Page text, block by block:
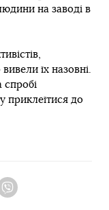
на заводі в
їх назовні.
спробі
приклеїтися до